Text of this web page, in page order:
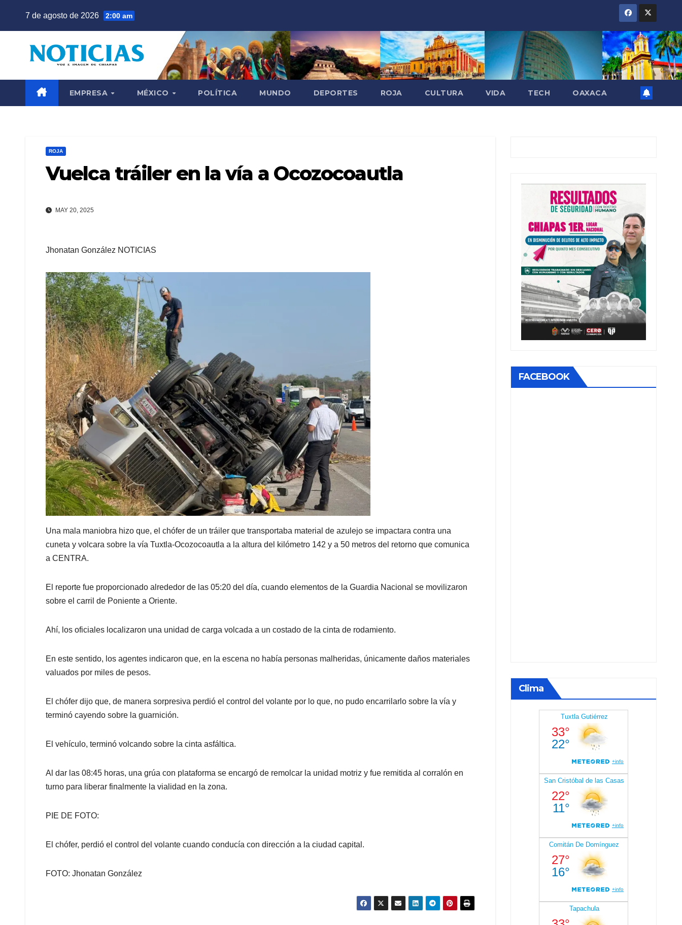
7 de agosto de 2026 2:00 am
EMPRESA MÉXICO POLÍTICA MUNDO DEPORTES ROJA CULTURA VIDA TECH OAXACA
ROJA
Vuelca tráiler en la vía a Ocozocoautla
MAY 20, 2025
Jhonatan González NOTICIAS
Una mala maniobra hizo que, el chófer de un tráiler que transportaba material de azulejo se impactara contra una
cuneta y volcara sobre la vía Tuxtla-Ocozocoautla a la altura del kilómetro 142 y a 50 metros del retorno que comunica
a CENTRA.
El reporte fue proporcionado alrededor de las 05:20 del día, cuando elementos de la Guardia Nacional se movilizaron
sobre el carril de Poniente a Oriente.
Ahí, los oficiales localizaron una unidad de carga volcada a un costado de la cinta de rodamiento.
En este sentido, los agentes indicaron que, en la escena no había personas malheridas, únicamente daños materiales
valuados por miles de pesos.
El chófer dijo que, de manera sorpresiva perdió el control del volante por lo que, no pudo encarrilarlo sobre la vía y
terminó cayendo sobre la guarnición.
El vehículo, terminó volcando sobre la cinta asfáltica.
Al dar las 08:45 horas, una grúa con plataforma se encargó de remolcar la unidad motriz y fue remitida al corralón en
turno para liberar finalmente la vialidad en la zona.
PIE DE FOTO:
El chófer, perdió el control del volante cuando conducía con dirección a la ciudad capital.
FOTO: Jhonatan González
FACEBOOK
Clima